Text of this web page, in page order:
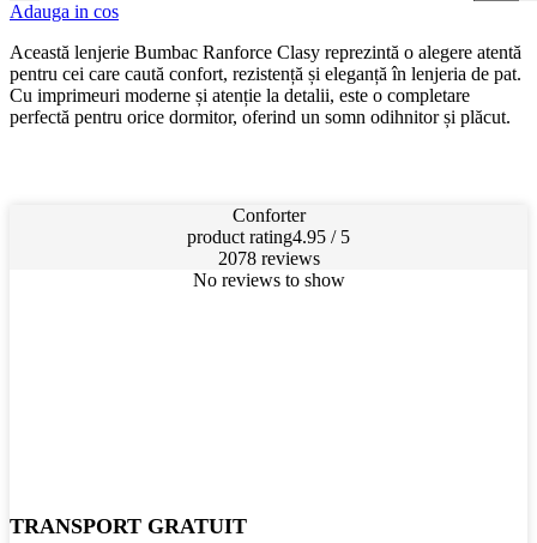
Adauga in cos
Această lenjerie Bumbac Ranforce Clasy reprezintă o alegere atentă
pentru cei care caută confort, rezistență și eleganță în lenjeria de pat.
Cu imprimeuri moderne și atenție la detalii, este o completare
perfectă pentru orice dormitor, oferind un somn odihnitor și plăcut.
Conforter
product rating4.95 / 5
2078 reviews
No reviews to show
TRANSPORT GRATUIT